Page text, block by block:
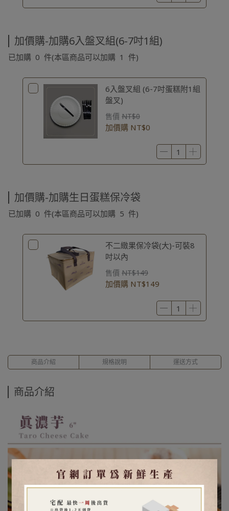
加價購-加購6入盤叉組(6-7吋1組)
已加購 0 件(本區商品可以加購 1 件)
6入盤叉組 (6-7吋蛋糕附1組
盤叉)
售價 NT$0
加價購 NT$0
加價購-加購生日蛋糕保冷袋
已加購 0 件(本區商品可以加購 5 件)
不二緻果保冷袋(大)-可裝8
吋以內
售價 NT$149
加價購 NT$149
商品介紹 規格說明 運送方式
商品介紹